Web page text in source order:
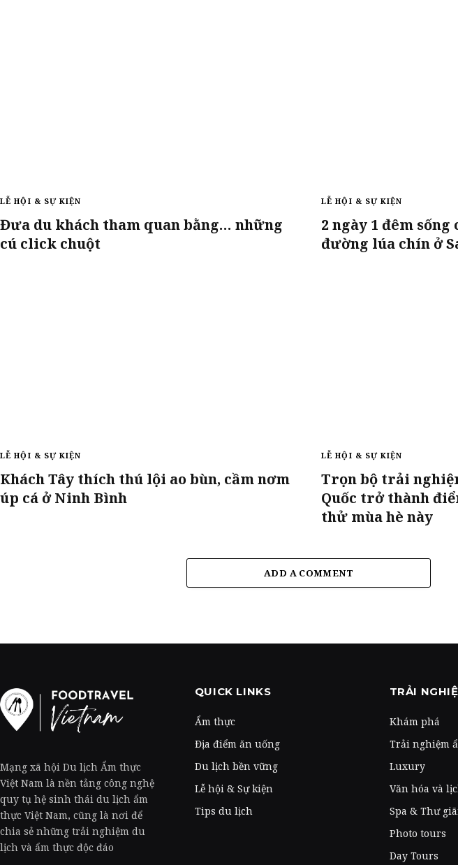
LỄ HỘI & SỰ KIỆN
Đưa du khách tham quan bằng… những
cú click chuột
LỄ HỘI & SỰ KIỆN
2 ngày 1 đêm
đường lúa chín ở
LỄ HỘI & SỰ KIỆN
Khách Tây thích thú lội ao bùn, cầm nơm
úp cá ở Ninh Bình
LỄ HỘI & SỰ KIỆN
Trọn bộ trải
Quốc trở thành
thử mùa hè này
ADD A COMMENT
Mạng xã hội Du lịch Ẩm thực
Việt Nam là nền tảng công nghệ
quy tụ hệ sinh thái du lịch ẩm
thực Việt Nam, cũng là nơi để
chia sẻ những trải nghiệm du
lịch và ẩm thực độc đáo
QUICK LINKS
Ẩm thực
Địa điểm ăn uống
Du lịch bền vững
Lễ hội & Sự kiện
Tips du lịch
TRẢI
Khám phá
Trải nghiệm
Luxury
Văn hóa và
Spa & Thư
Photo tours
Day Tours